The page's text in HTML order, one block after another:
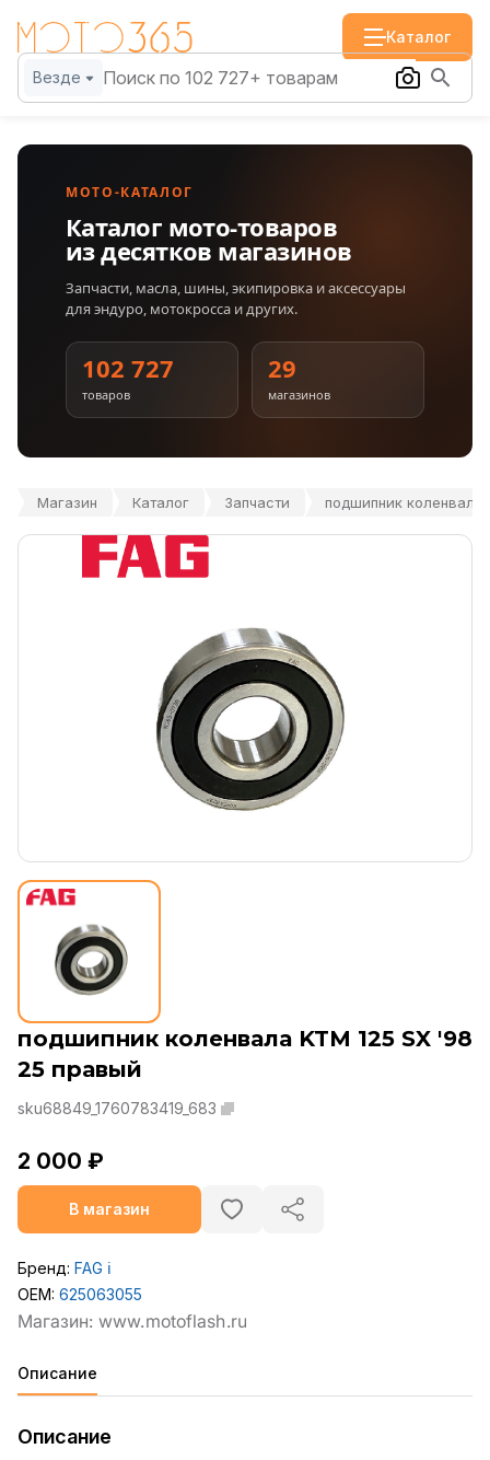
Каталог
Везде
МОТО-КАТАЛОГ
Каталог мото-товаров
из десятков магазинов
Запчасти, масла, шины, экипировка и аксессуары
для эндуро, мотокросса и других.
102 727
товаров
29
магазинов
Магазин Каталог Запчасти подшипник коленвала
подшипник коленвала KTM 125 SX '98
25 правый
sku68849_1760783419_683
2 000 ₽
В магазин
Бренд: FAG ℹ️
OEM: 625063055
Описание
Описание